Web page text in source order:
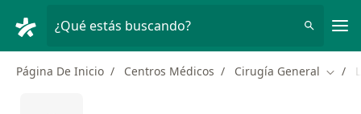
¿Qué estás buscando?
Página De Inicio Centros Médicos Cirugía General